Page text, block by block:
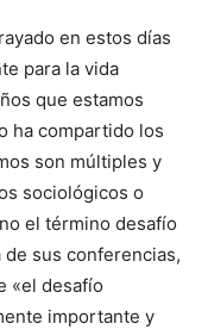
en estos días
para la vida
que estamos
ha compartido los
son múltiples y
sociológicos o
el término desafío
sus conferencias,
«el desafío
importante y